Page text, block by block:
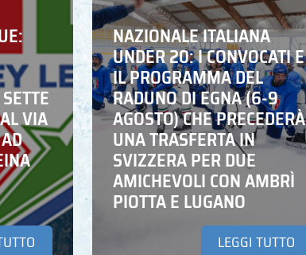
VIA
NAZIONALE ITALIANA
UNDER 20: I CONVOCATI E
IL PROGRAMMA DEL
RADUNO DI EGNA (6-9
AGOSTO) CHE PRECEDERÀ
UNA TRASFERTA IN
SVIZZERA PER DUE
AMICHEVOLI CON AMBRÌ
PIOTTA E LUGANO
LEGGI TUTTO